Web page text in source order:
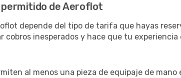
permitido de Aeroflot
depende del tipo de tarifa que hayas
inesperados y hace que tu experiencia
al menos una pieza de equipaje de